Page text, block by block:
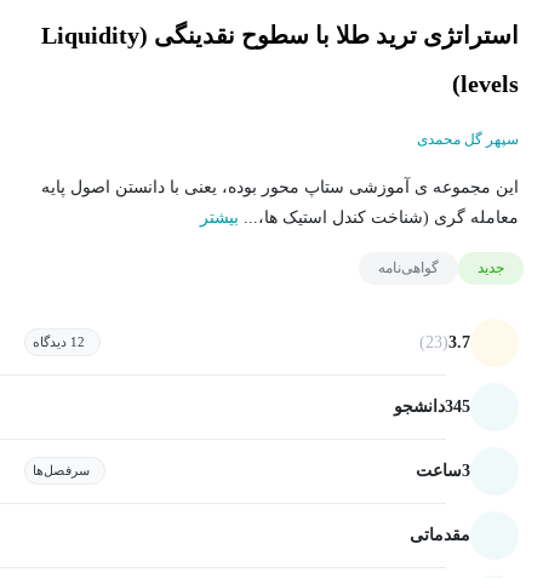
استراتژی ترید طلا با سطوح نقدینگی (Liquidity
levels)
سپهر گل محمدی
این مجموعه ی آموزشی ستاپ محور بوده، یعنی با دانستن اصول پایه
معامله گری (شناخت کندل استیک ها،... بیشتر
جدید گواهی‌نامه
3.7
(23) 12 دیدگاه
345دانشجو
3ساعت سرفصل‌ها
مقدماتی